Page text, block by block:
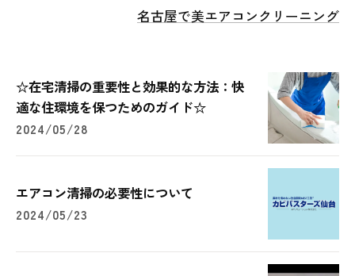
名古屋で美エアコンクリーニング
☆在宅清掃の重要性と効果的な方法：快
適な住環境を保つためのガイド☆
2024/05/28
エアコン清掃の必要性について
2024/05/23